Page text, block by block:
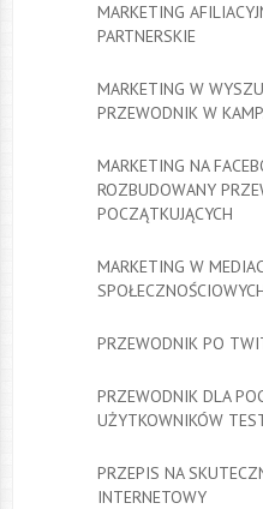
MARKETING
PARTNERSKIE
MARKETING W
PRZEWODNIK W
MARKETING NA
ROZBUDOWANY
POCZĄTKUJĄCYCH
MARKETING W
PRZEWODNIK PO
PRZEWODNIK DLA
UŻYTKOWNIKÓW
PRZEPIS NA
INTERNETOWY